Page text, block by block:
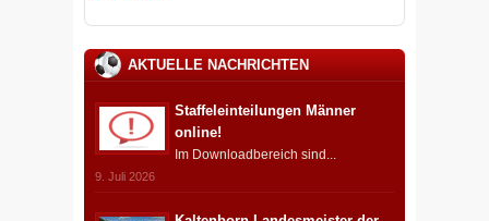
AKTUELLE NACHRICHTEN
Staffeleinteilungen Männer
online!
Im Downloadbereich sind...
9. Juli 2026